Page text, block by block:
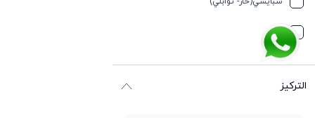
جوز الهند
حار وسبايسي
حامِض
مُرّ
التركيز